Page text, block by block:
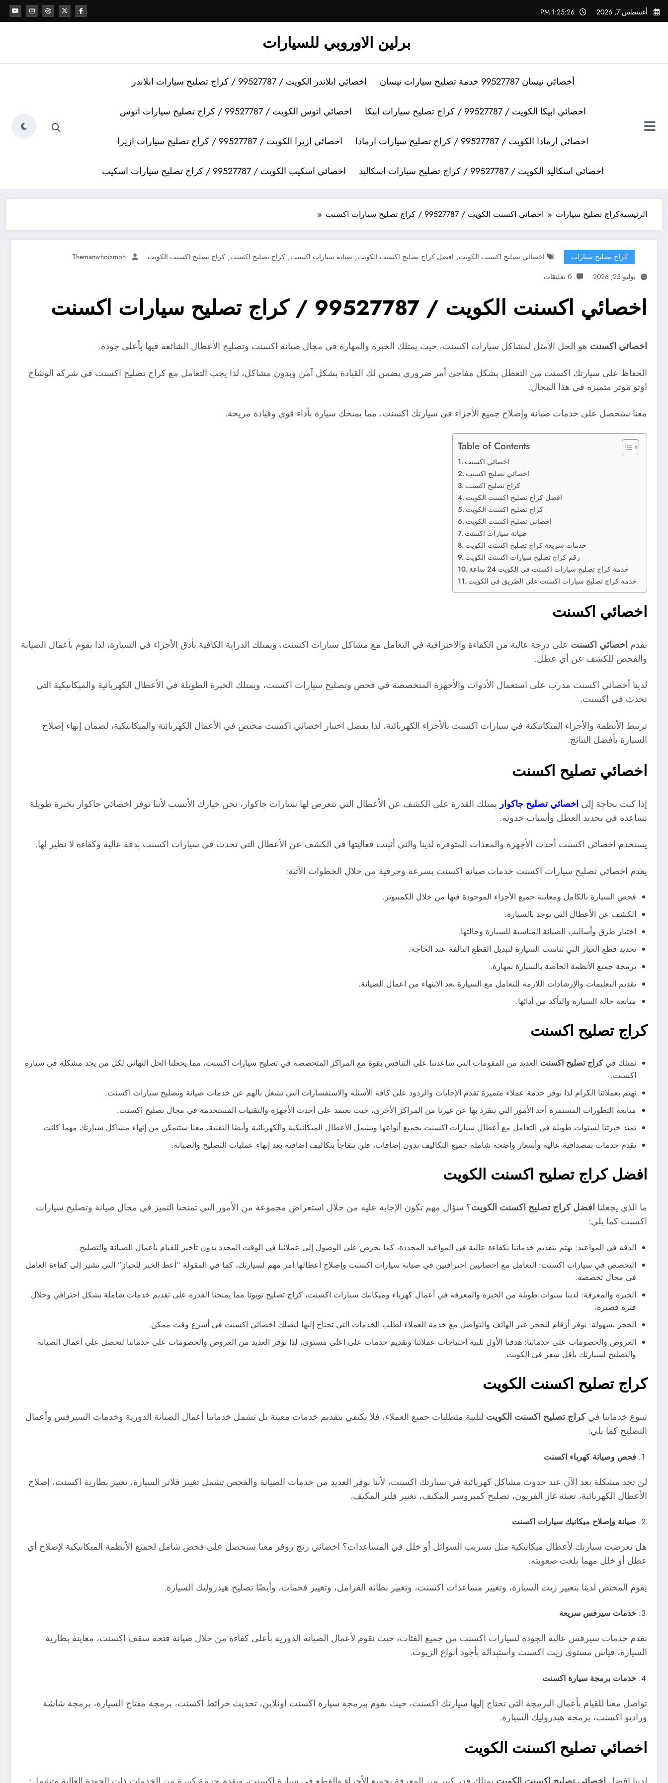
التجاوز
إلى
أغسطس 7, 2026 1:25:27 PM
برلين الاوروبي للسيارات
أخصائي نيسان 99527787 خدمة تصليح سيارات نيسان اخصائي ابلاندر الكويت / 99527787 / كراج تصليح سيارات ابلاندر
اخصائي ابيكا الكويت / 99527787 / كراج تصليح سيارات ابيكا اخصائي اتوس الكويت / 99527787 / كراج تصليح سيارات اتوس
اخصائي ارمادا الكويت / 99527787 / كراج تصليح سيارات ارمادا اخصائي ازيرا الكويت / 99527787 / كراج تصليح سيارات ازيرا
اخصائي اسكاليد الكويت / 99527787 / كراج تصليح سيارات اسكاليد اخصائي اسكيب الكويت / 99527787 / كراج تصليح سيارات اسكيب
الرئيسيةكراج تصليح سيارات اخصائي اكسنت الكويت / 99527787 / كراج تصليح سيارات اكسنت
كراج تصليح سيارات اخصائي تصليح اكسنت الكويت, افضل كراج تصليح اكسنت الكويت, صيانة سيارات اكسنت, كراج تصليح اكسنت, كراج تصليح اكسنت الكويت
Themanwhoismoh
يوليو 25, 2026
0 تعليقات
اخصائي اكسنت الكويت / 99527787 / كراج تصليح سيارات اكسنت
اخصائي اكسنت هو الحل الأمثل لمشاكل سيارات اكسنت، حيث يمتلك الخبرة والمهارة في مجال صيانة اكسنت وتصليح الأعطال الشائعة فيها بأعلى جودة.
الحفاظ على سيارتك اكسنت من التعطل بشكل مفاجئ أمر ضروري يضمن لك القيادة بشكل آمن وبدون مشاكل، لذا يجب التعامل مع كراج تصليح اكسنت في شركة الوشاح
اوتو موتر متميزه في هذا المجال.
معنا ستحصل على خدمات صيانة وإصلاح جميع الأجزاء في سيارتك اكسنت، مما يمنحك سيارة بأداء قوي وقيادة مريحة.
Table of Contents
اخصائي اكسنت
اخصائي تصليح اكسنت
كراج تصليح اكسنت
افضل كراج تصليح اكسنت الكويت
كراج تصليح اكسنت الكويت
اخصائي تصليح اكسنت الكويت
صيانة سيارات اكسنت
خدمات سريعة كراج تصليح اكسنت الكويت
رقم كراج تصليح سيارات اكسنت الكويت
خدمة كراج تصليح سيارات اكسنت في الكويت 24 ساعة
خدمة كراج تصليح سيارات اكسنت على الطريق في الكويت
اخصائي اكسنت
نقدم اخصائي اكسنت على درجة عالية من الكفاءة والاحترافية في التعامل مع مشاكل سيارات اكسنت، ويمتلك الدراية الكافية بأدق الأجزاء في السيارة، لذا يقوم بأعمال الصيانة
والفحص للكشف عن أي عطل.
لدينا أخصائي اكسنت مدرب على استعمال الأدوات والأجهزة المتخصصة في فحص وتصليح سيارات اكسنت، ويمتلك الخبرة الطويلة في الأعطال الكهربائية والميكانيكية التي
تحدث في اكسنت.
ترتبط الأنظمة والأجزاء الميكانيكية في سيارات اكسنت بالأجزاء الكهربائية، لذا يفضل اختيار اخصائي اكسنت مختص في الأعمال الكهربائية والميكانيكية، لضمان إنهاء إصلاح
السيارة بأفضل النتائج.
اخصائي تصليح اكسنت
إذا كنت بحاجة إلى اخصائي تصليح جاكوار يمتلك القدرة على الكشف عن الأعطال التي تتعرض لها سيارات جاكوار، نحن خيارك الأنسب لأننا نوفر اخصائي جاكوار بخبرة طويلة
تساعده في تحديد العطل وأسباب حدوثه.
يستخدم اخصائي اكسنت أحدث الأجهزة والمعدات المتوفرة لدينا والتي أثبتت فعاليتها في الكشف عن الأعطال التي تحدث في سيارات اكسنت بدقة عالية وكفاءة لا نظير لها.
يقدم اخصائي تصليح سيارات اكسنت خدمات صيانة اكسنت بسرعة وحرفية من خلال الخطوات الآتية:
فحص السيارة بالكامل ومعاينة جميع الأجزاء الموجودة فيها من خلال الكمبيوتر.
الكشف عن الأعطال التي توجد بالسيارة.
اختيار طرق وأساليب الصيانة المناسبة للسيارة وحالتها.
تحديد قطع الغيار التي تناسب السيارة لتبديل القطع التالفة عند الحاجة.
برمجة جميع الأنظمة الخاصة بالسيارة بمهارة.
تقديم التعليمات والإرشادات اللازمة للتعامل مع السيارة بعد الانتهاء من اعمال الصيانة.
متابعة حالة السيارة والتأكد من أدائها.
كراج تصليح اكسنت
نمتلك فيكراج تصليح اكسنت العديد من المقومات التي ساعدتنا على التنافس بقوة مع المراكز المتخصصة في تصليح سيارات اكسنت، مما يجعلنا الحل النهائي لكل من يجد مشكلة في سيارة
اكسنت.
نهتم بعملائنا الكرام لذا نوفر خدمة عملاء متميزة تقدم الإجابات والردود على كافة الأسئلة والاستفسارات التي تشغل بالهم عن خدمات صيانة وتصليح سيارات اكسنت.
متابعة التطورات المستمرة أحد الأمور التي ننفرد بها عن غيرنا من المراكز الأخرى، حيث نعتمد على أحدث الأجهزة والتقنيات المستخدمة في مجال تصليح اكسنت.
تمتد خبرتنا لسنوات طويلة في التعامل مع أعطال سيارات اكسنت بجميع أنواعها وتشمل الأعطال الميكانيكية والكهربائية وأيضًا التقنية، معنا ستتمكن من إنهاء مشاكل سيارتك مهما كانت.
نقدم خدمات بمصداقية عالية وأسعار واضحة شاملة جميع التكاليف بدون إضافات، فلن تتفاجأ بتكاليف إضافية بعد إنهاء عمليات التصليح والصيانة.
افضل كراج تصليح اكسنت الكويت
ما الذي يجعلنا افضل كراج تصليح اكسنت الكويت؟ سؤال مهم تكون الإجابة عليه من خلال استعراض مجموعة من الأمور التي تمنحنا التميز في مجال صيانة وتصليح سيارات
اكسنت كما يلي:
الدقة في المواعيد: نهتم بتقديم خدماتنا بكفاءة عالية في المواعيد المحددة، كما نحرص على الوصول إلى عملائنا في الوقت المحدد بدون تأخير للقيام بأعمال الصيانة والتصليح.
التخصص في سيارات اكسنت: التعامل مع اخصائيين احترافيين في صيانة سيارات اكسنت وإصلاح أعطالها أمر مهم لسيارتك، كما في المقولة “أعط الخبز للخباز” التي تشير إلى كفاءة العامل
في مجال تخصصه.
الخبرة والمعرفة: لدينا سنوات طويلة من الخبرة والمعرفة في أعمال كهرباء وميكانيك سيارات اكسنت، كراج تصليح تويوتا مما يمنحنا القدرة على تقديم خدمات شاملة بشكل احترافي وخلال
فترة قصيرة.
الحجز بسهولة: نوفر أرقام للحجز عبر الهاتف والتواصل مع خدمة العملاء لطلب الخدمات التي تحتاج إليها ليصلك اخصائي اكسنت في أسرع وقت ممكن.
العروض والخصومات على خدماتنا: هدفنا الأول تلبية احتياجات عملائنا وتقديم خدمات على اعلى مستوى، لذا نوفر العديد من العروض والخصومات على خدماتنا لتحصل على أعمال الصيانة
والتصليح لسيارتك بأقل سعر في الكويت.
كراج تصليح اكسنت الكويت
تتنوع خدماتنا فيكراج تصليح اكسنت الكويت لتلبية متطلبات جميع العملاء، فلا نكتفي بتقديم خدمات معينة بل تشمل خدماتنا أعمال الصيانة الدورية وخدمات السيرفس وأعمال
التصليح كما يلي:
فحص وصيانة كهرباء اكسنت
لن تجد مشكلة بعد الآن عند حدوث مشاكل كهربائية في سيارتك اكسنت، لأننا نوفر العديد من خدمات الصيانة والفحص تشمل تغيير فلاتر السيارة، تغيير بطارية اكسنت، إصلاح
الأعطال الكهربائية، تعبئة غاز الفريون، تصليح كمبروسر المكيف، تغيير فلتر المكيف.
صيانة وإصلاح ميكانيك سيارات اكسنت
هل تعرضت سيارتك لأعطال ميكانيكية مثل تسريب السوائل أو خلل في المساعدات؟ اخصائي رنج روفر معنا ستحصل على فحص شامل لجميع الأنظمة الميكانيكية لإصلاح أي
عطل أو خلل مهما بلغت صعوبته.
يقوم المختص لدينا بتغيير زيت السيارة، وتغيير مساعدات اكسنت، وتغيير بطانة الفرامل، وتغيير فحمات، وأيضًا تصليح هيدروليك السيارة.
خدمات سيرفس سريعة
نقدم خدمات سيرفس عالية الجودة لسيارات اكسنت من جميع الفئات، حيث نقوم لأعمال الصيانة الدورية بأعلى كفاءة من خلال صيانة فتحة سقف اكسنت، معاينة بطارية
السيارة، قياس مستوى زيت اكسنت واستبداله بأجود أنواع الزيوت.
خدمات برمجة سيارة اكسنت
تواصل معنا للقيام بأعمال البرمجة التي تحتاج إليها سيارتك اكسنت، حيث نقوم ببرمجة سيارة اكسنت اونلاين، تحديث خرائط اكسنت، برمجة مفتاح السيارة، برمجة شاشة
وراديو اكسنت، برمجة هيدروليك السيارة.
اخصائي تصليح اكسنت الكويت